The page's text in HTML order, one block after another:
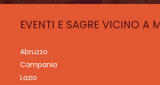
EVENTI E SAGRE VICINO A
Abruzzo
Campania
Lazio